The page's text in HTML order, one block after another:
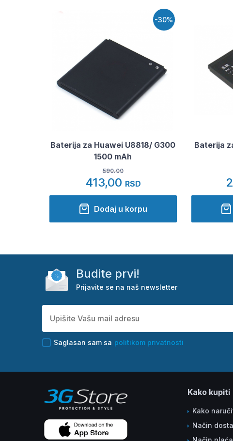
-30%
Baterija za Huawei U8818/ G300
1500 mAh
590.00
413,00 RSD
Dodaj u korpu
Baterija
Budite prvi!
Prijavite se na naš newsletter
Saglasan sam sa politikom privatnosti
Kako kupiti
Kako
Način